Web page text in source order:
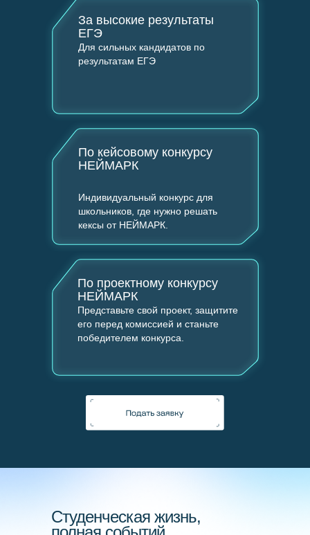
За высокие результаты
ЕГЭ
Для сильных кандидатов по
результатам ЕГЭ
По кейсовому конкурсу
НЕЙМАРК
Индивидуальный конкурс для
школьников, где нужно решать
кексы от НЕЙМАРК.
По проектному конкурсу
НЕЙМАРК
Представьте свой проект, защитите
его перед комиссией и станьте
победителем конкурса.
Студенческая жизнь,
Программы обучения
О Нижнем Новгороде
Студенческая жизнь
Об ИТ-кампусе
Финансовая поддержка
Финансовая поддержка